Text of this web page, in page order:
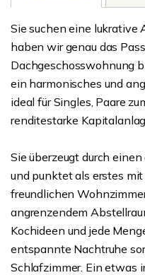
Sie suchen eine lukrative
haben wir genau das
Dachgeschosswohnung
ein harmonisches und
ideal für Singles, Paare
renditestarke
Sie überzeugt durch
und punktet als erstes
freundlichen
angrenzendem
Kochideen und jede
entspannte Nachtruhe
Schlafzimmer. Ein etwas